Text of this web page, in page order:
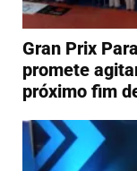
Gran Prix
promete
próximo fim